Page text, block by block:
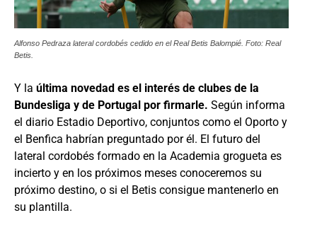
Alfonso Pedraza lateral cordobés cedido en el Real Betis Balompié. Foto: Real
Betis.
Y la última novedad es el interés de clubes de la
Bundesliga y de Portugal por firmarle. Según informa
el diario Estadio Deportivo, conjuntos como el Oporto y
el Benfica habrían preguntado por él. El futuro del
lateral cordobés formado en la Academia grogueta es
incierto y en los próximos meses conoceremos su
próximo destino, o si el Betis consigue mantenerlo en
su plantilla.